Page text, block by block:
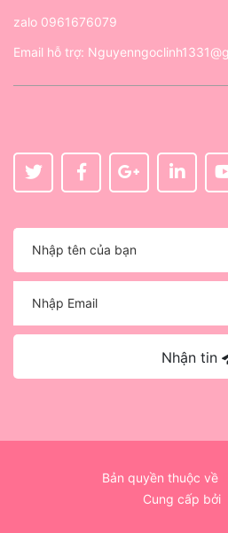
zalo 0961676079
Email hỗ trợ:
Nhận tin
Bản quyền thuộc về
Cung cấp bởi